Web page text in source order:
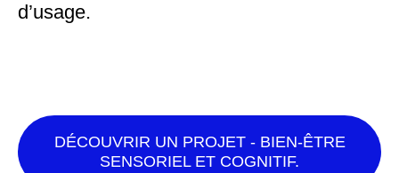
d’usage.
DÉCOUVRIR UN PROJET - BIEN-ÊTRE
SENSORIEL ET COGNITIF.